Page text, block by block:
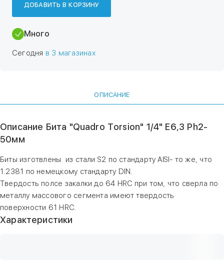
ДОБАВИТЬ В КОРЗИНУ
Много
Сегодня в 3 магазинах
ОПИСАНИЕ
Описание Бита "Quadro Torsion" 1/4" E6,3 Ph2-
50мм
Биты изготвлены из стали S2 по стандарту AISI- то же, что
1.2381 по немецкому стандарту DIN.
Твердость полсе закалки до 64 HRC при том, что сверла по
металлу массового сегмента имеют твердость
поверхности 61 HRC.
Характеристики